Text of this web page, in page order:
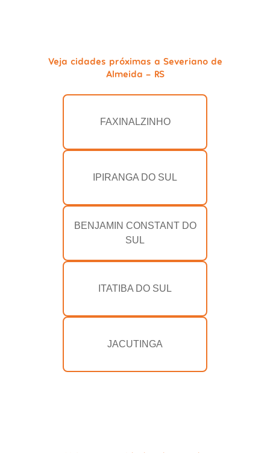
Veja cidades próximas a Severiano de
Almeida - RS
FAXINALZINHO
IPIRANGA DO SUL
BENJAMIN CONSTANT DO
SUL
ITATIBA DO SUL
JACUTINGA